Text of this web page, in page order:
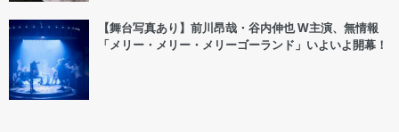
【舞台写真あり】前川昂哉・谷内伸也 W主演、無情報
「メリー・メリー・メリーゴーランド」いよいよ開幕！